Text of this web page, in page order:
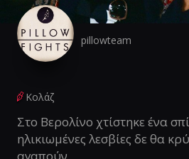
pillowteam
Κολάζ
Στο Βερολίνο χτίστηκε ένα
ηλικιωμένες λεσβίες δε θα
αγαπούν